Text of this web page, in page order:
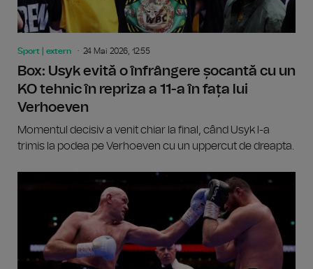
Sport | extern 24 Mai 2026, 12:55
Box: Usyk evită o înfrângere șocantă cu un
KO tehnic în repriza a 11-a în fața lui
Verhoeven
Momentul decisiv a venit chiar la final, când Usyk l-a
trimis la podea pe Verhoeven cu un uppercut de dreapta.